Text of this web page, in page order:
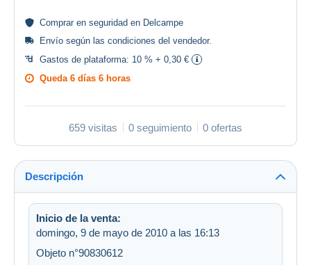
Comprar en seguridad en Delcampe
Envío según las condiciones del vendedor.
Gastos de plataforma: 10 % + 0,30 €
Queda 6 días 6 horas
659 visitas 0 seguimiento 0 ofertas
Descripción
Inicio de la venta:
domingo, 9 de mayo de 2010 a las 16:13
Objeto n°90830612